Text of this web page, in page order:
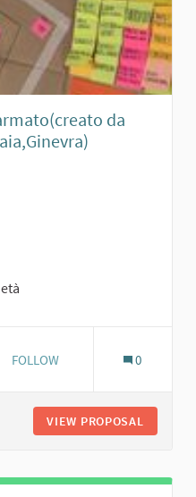
da
7 FOLLOWERS
FOLLOW 0
VIEW PROPOSAL